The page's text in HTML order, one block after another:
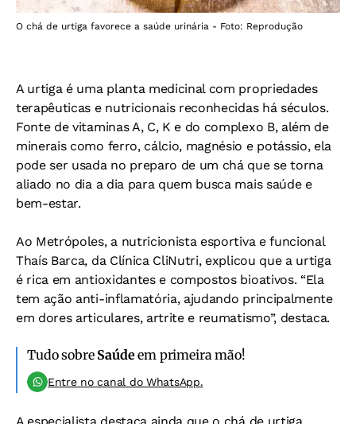
O chá de urtiga favorece a saúde urinária - Foto: Reprodução
A urtiga é uma planta medicinal com propriedades
terapêuticas e nutricionais reconhecidas há séculos.
Fonte de vitaminas A, C, K e do complexo B, além de
minerais como ferro, cálcio, magnésio e potássio, ela
pode ser usada no preparo de um chá que se torna
aliado no dia a dia para quem busca mais saúde e
bem-estar.
Ao Metrópoles, a nutricionista esportiva e funcional
Thaís Barca, da Clínica CliNutri, explicou que a urtiga
é rica em antioxidantes e compostos bioativos. “Ela
tem ação anti-inflamatória, ajudando principalmente
em dores articulares, artrite e reumatismo”, destaca.
Tudo sobre Saúdeem primeira mão!
Entre no canal do WhatsApp.